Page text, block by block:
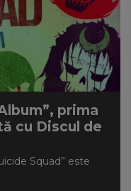
prima
cu Discul de
Squad” este